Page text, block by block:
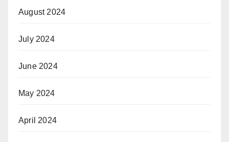
August 2024
July 2024
June 2024
May 2024
April 2024